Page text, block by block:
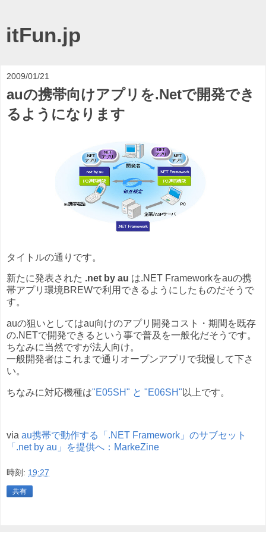
itFun.jp
2009/01/21
auの携帯向けアプリを.Netで開発でき
るようになります
タイトルの通りです。
新たに発表された .net by au は.NET Frameworkをauの携
帯アプリ環境BREWで利用できるようにしたものだそうで
す。
auの狙いとしてはau向けのアプリ開発コスト・期間を既存
の.NETで開発できるという事で普及を一般化だそうです。
ちなみに当然ですが法人向け。
一般開発者はこれまで通りオープンアプリで我慢して下さ
い。
ちなみに対応機種は"E05SH" と "E06SH" 以上です。
via au携帯で動作する「.NET Framework」のサブセット
「.net by au」を提供へ：MarkeZine
時刻: 19:27
共有